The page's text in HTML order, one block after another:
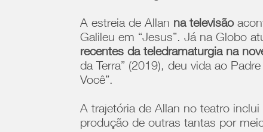
A estreia de Allan na televisão
Galileu em “Jesus”. Já na Globo
recentes da teledramaturgia na
da Terra” (2019), deu vida ao
Você”.
A trajetória de Allan no teatro
produção de outras tantas por